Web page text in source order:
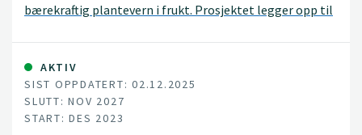
bærekraftig plantevern i frukt. Prosjektet legger opp til
frukthager, fysiske tiltak som preventive tiltak,
biologiske plantevernmidler og hvordan best kombinere
ulike tiltak under norske forhold. Prosjektet vil bli utført
i samarbeid med NMBU, NLR, NIAB East Malling (UK),
IRTA (Spania) og i nært samarbeid med fruktnæringen.
AKTIV
SIST OPPDATERT: 02.12.2025
SLUTT: NOV 2027
START: DES 2023